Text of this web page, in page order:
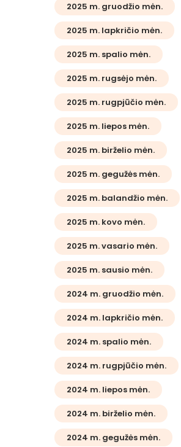
2025 m. gruodžio mėn.
2025 m. lapkričio mėn.
2025 m. spalio mėn.
2025 m. rugsėjo mėn.
2025 m. rugpjūčio mėn.
2025 m. liepos mėn.
2025 m. birželio mėn.
2025 m. gegužės mėn.
2025 m. balandžio mėn.
2025 m. kovo mėn.
2025 m. vasario mėn.
2025 m. sausio mėn.
2024 m. gruodžio mėn.
2024 m. lapkričio mėn.
2024 m. spalio mėn.
2024 m. rugpjūčio mėn.
2024 m. liepos mėn.
2024 m. birželio mėn.
2024 m. gegužės mėn.